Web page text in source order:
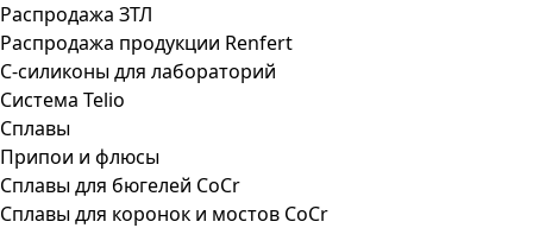
Распродажа ЗТЛ
Распродажа продукции Renfert
С-силиконы для лабораторий
Система Telio
Сплавы
Припои и флюсы
Сплавы для бюгелей CoCr
Сплавы для коронок и мостов CoCr